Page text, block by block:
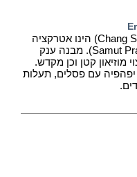
מקדש הפיל-בעל-3-הראשים (Chang Sam Suen) הינו אטרקציה
מרהיבה ומיוחדת במינה בבנגקוק (Samut Prakan). מבנה ענק
מצוי מוזיאון קטן וכן מקדש.
בגינה יפהפיה עם פסלים, תעלות